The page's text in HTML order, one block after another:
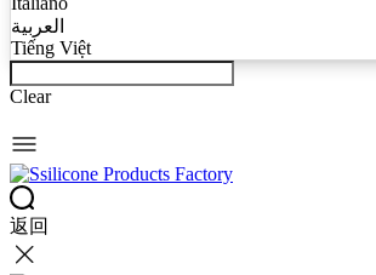
العربية
Tiếng Việt
Clear
返回